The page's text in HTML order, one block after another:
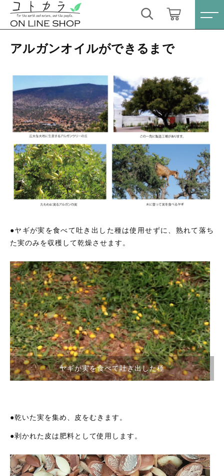
アルガンオイルができるまで
●ヤギが実を食べて吐き出した種は使用せずに、熟れて落ち
た実のみを収穫して乾燥させます。
ヤギが実を食べて吐き出した種
●乾いた実を集め、皮をむきます。
●剥かれた皮は肥料として使用します。
ログイン / 会員登録
お気に入り
すべての商品
スキンケア・石鹸
HINOKI（土佐ヒノキ）シリーズ
サステナブル歯ブラシ・歯磨き粉
タオル/ハンカチ
カトラリー/食器
ソーラーランタン（クリーンエネルギー）
ファッション
布ナプキン
雑貨
ラリーキルト
ギフトラッピング
その他
新着商品
スキンケア・石鹸
HINOKI（土佐ヒノキ）シリーズ
サステナブル歯ブラシ・歯磨き粉
洗剤・食器用石鹸
国産［奥会津］かごバッグ
カトラリー/食器
ソーラーランタン（クリーンエネルギー）
ファッション
布ナプキン
雑貨
ギフトラッピング
キーワード検索
こだわり検索
親カテゴリ
子カテゴリ
価格帯
その他
在庫あり セール
並び順